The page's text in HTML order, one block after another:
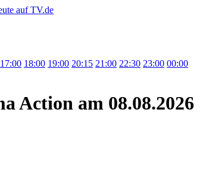
17:00 18:00 19:00 20:15 21:00 22:30 23:00 00:00
Action am 08.08.2026